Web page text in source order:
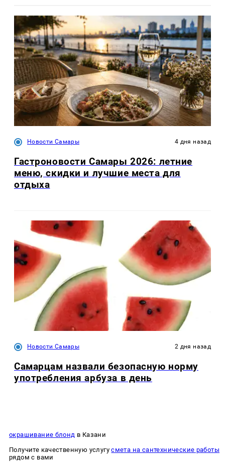
Новости Самары 4 дня назад
Гастроновости Самары 2026: летние
меню, скидки и лучшие места для
отдыха
Новости Самары 2 дня назад
Самарцам назвали безопасную норму
употребления арбуза в день
окрашивание блонд в Казани
Получите качественную услугусмета на сантехнические работы
рядом с вами